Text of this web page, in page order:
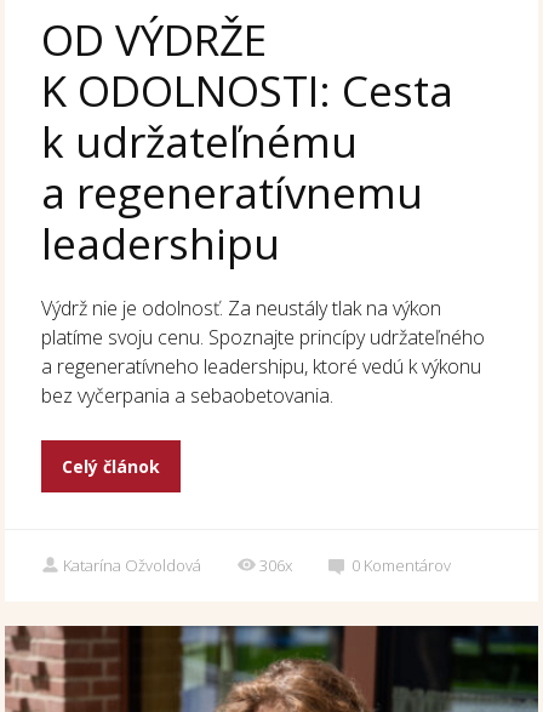
OD VÝDRŽE
K ODOLNOSTI: Cesta
k udržateľnému
a regeneratívnemu
leadershipu
Výdrž nie je odolnosť. Za neustály tlak na výkon
platíme svoju cenu. Spoznajte princípy udržateľného
a regeneratívneho leadershipu, ktoré vedú k výkonu
bez vyčerpania a sebaobetovania.
Celý článok
Katarína Ožvoldová 306x 0 Komentárov